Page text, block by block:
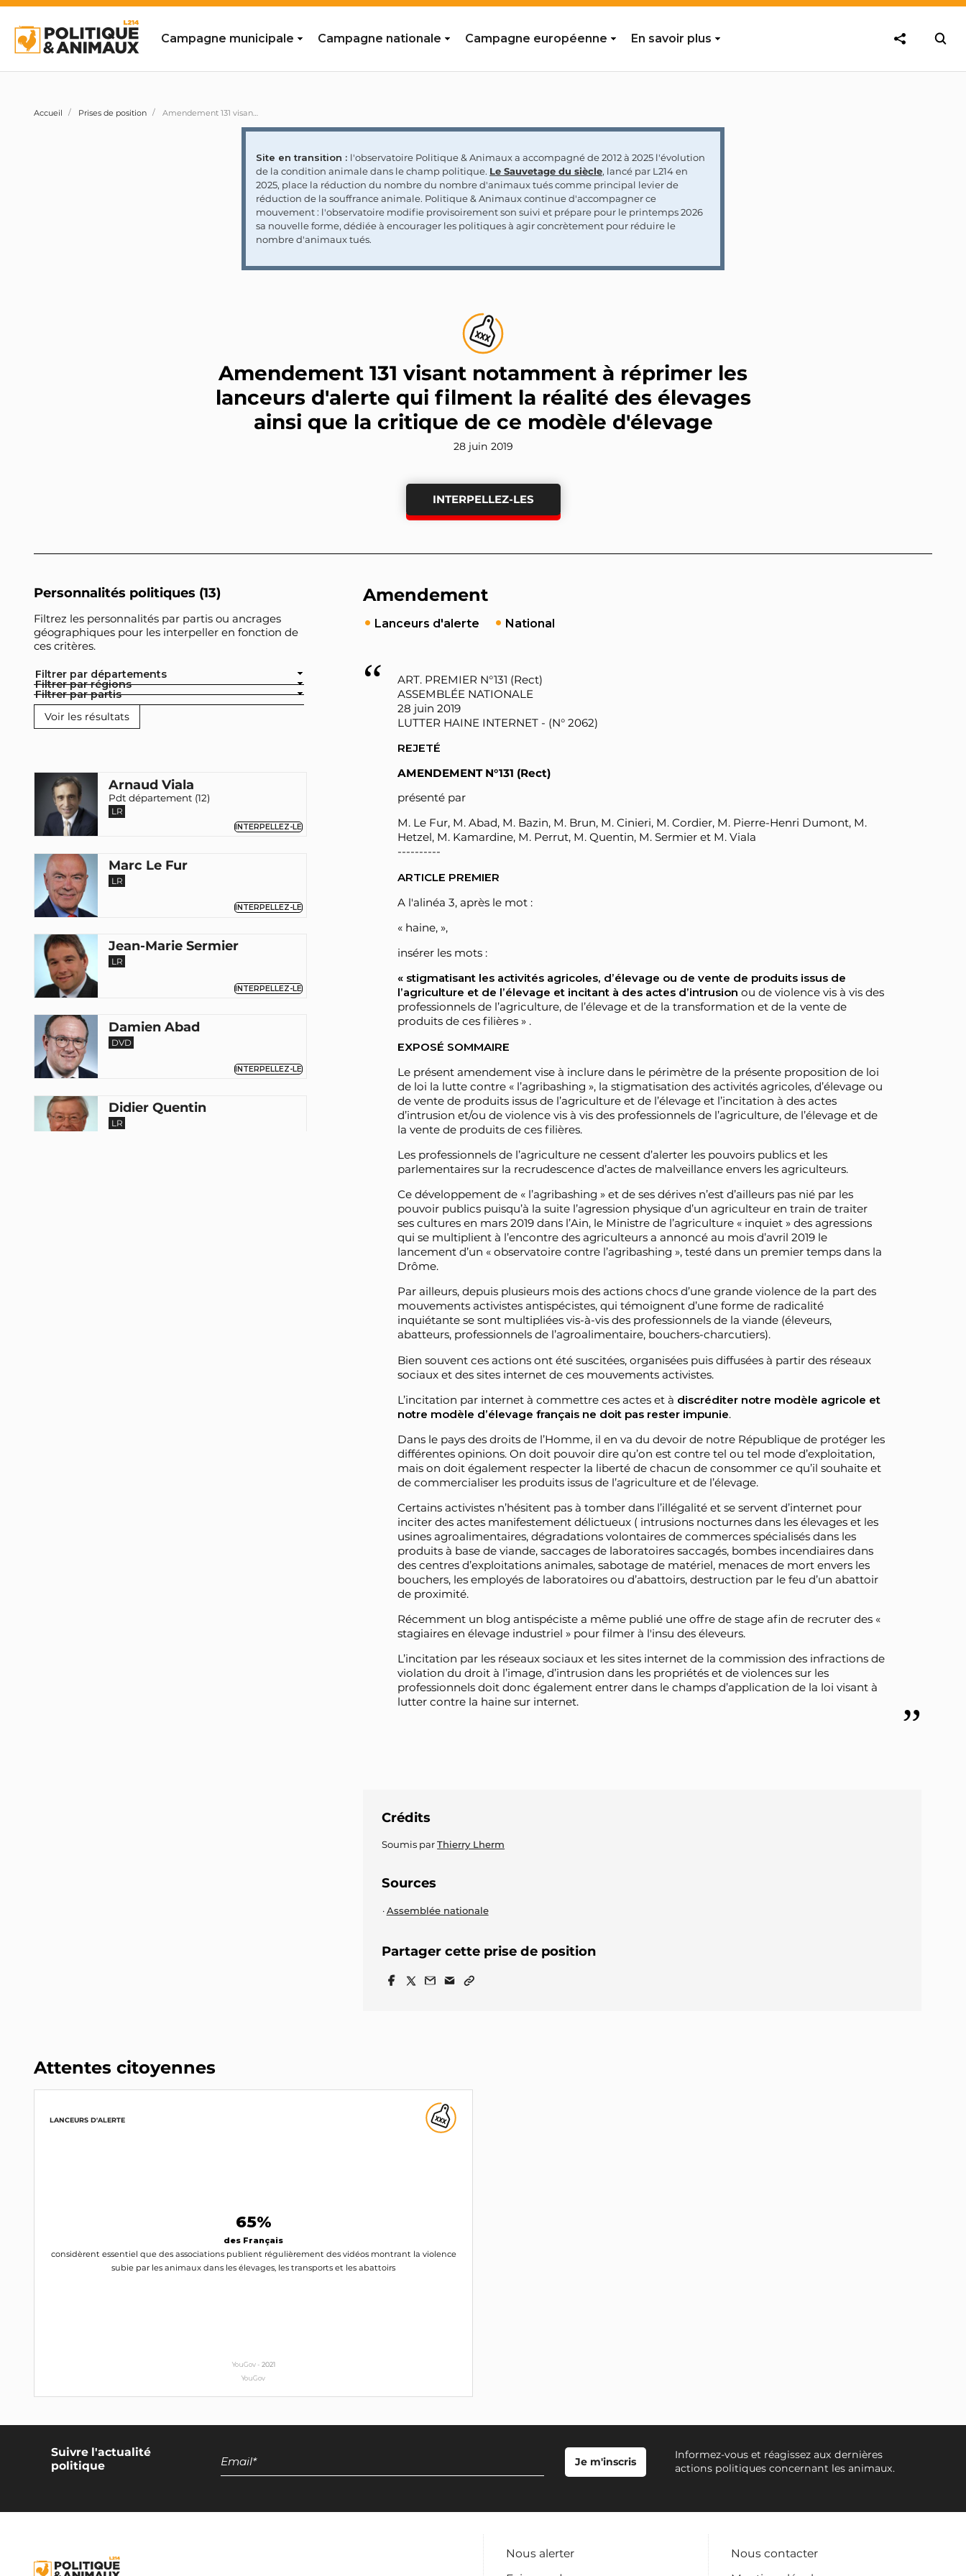
Campagne municipale Campagne nationale Campagne européenne En savoir plus
Accueil Prises de position Amendement 131 visant notamment à réprimer les lanceurs d'alerte qui filment la réalité des élevages ainsi que la critique de ce modèle d'élevage
Site en transition : l'observatoire Politique & Animaux a accompagné de 2012 à 2025 l'évolution
de la condition animale dans le champ politique. Le Sauvetage du siècle, lancé par L214 en
2025, place la réduction du nombre du nombre d'animaux tués comme principal levier de
réduction de la souffrance animale. Politique & Animaux continue d'accompagner ce
mouvement : l'observatoire modifie provisoirement son suivi et prépare pour le printemps 2026
sa nouvelle forme, dédiée à encourager les politiques à agir concrètement pour réduire le
nombre d'animaux tués.
Amendement 131 visant notamment à réprimer les
lanceurs d'alerte qui filment la réalité des élevages
ainsi que la critique de ce modèle d'élevage
28 juin 2019
INTERPELLEZ-LES
Personnalités politiques (13)
Filtrez les personnalités par partis ou ancrages
géographiques pour les interpeller en fonction de
ces critères.
Filtrer par départements
Filtrer par régions
Filtrer par partis
Arnaud Viala
Pdt département (12)
LR
INTERPELLEZ-LE
Marc Le Fur
LR
INTERPELLEZ-LE
Jean-Marie Sermier
LR
INTERPELLEZ-LE
Damien Abad
DVD
INTERPELLEZ-LE
Didier Quentin
LR
Amendement
Lanceurs d'alerte National
ART. PREMIER N°131 (Rect)
ASSEMBLÉE NATIONALE
28 juin 2019
LUTTER HAINE INTERNET - (N° 2062)
REJETÉ
AMENDEMENT N°131 (Rect)
présenté par
M. Le Fur, M. Abad, M. Bazin, M. Brun, M. Cinieri, M. Cordier, M. Pierre-Henri Dumont, M.
Hetzel, M. Kamardine, M. Perrut, M. Quentin, M. Sermier et M. Viala
----------
ARTICLE PREMIER
A l'alinéa 3, après le mot :
« haine, »,
insérer les mots :
« stigmatisant les activités agricoles, d’élevage ou de vente de produits issus de
l’agriculture et de l’élevage et incitant à des actes d’intrusion ou de violence vis à vis des
professionnels de l’agriculture, de l’élevage et de la transformation et de la vente de
produits de ces filières » .
EXPOSÉ SOMMAIRE
Le présent amendement vise à inclure dans le périmètre de la présente proposition de loi
de loi la lutte contre « l’agribashing », la stigmatisation des activités agricoles, d’élevage ou
de vente de produits issus de l’agriculture et de l’élevage et l’incitation à des actes
d’intrusion et/ou de violence vis à vis des professionnels de l’agriculture, de l’élevage et de
la vente de produits de ces filières.
Les professionnels de l’agriculture ne cessent d’alerter les pouvoirs publics et les
parlementaires sur la recrudescence d’actes de malveillance envers les agriculteurs.
Ce développement de « l’agribashing » et de ses dérives n’est d’ailleurs pas nié par les
pouvoir publics puisqu’à la suite l’agression physique d’un agriculteur en train de traiter
ses cultures en mars 2019 dans l’Ain, le Ministre de l’agriculture « inquiet » des agressions
qui se multiplient à l’encontre des agriculteurs a annoncé au mois d’avril 2019 le
lancement d’un « observatoire contre l’agribashing », testé dans un premier temps dans la
Drôme.
Par ailleurs, depuis plusieurs mois des actions chocs d’une grande violence de la part des
mouvements activistes antispécistes, qui témoignent d’une forme de radicalité
inquiétante se sont multipliées vis-à-vis des professionnels de la viande (éleveurs,
abatteurs, professionnels de l’agroalimentaire, bouchers-charcutiers).
Bien souvent ces actions ont été suscitées, organisées puis diffusées à partir des réseaux
sociaux et des sites internet de ces mouvements activistes.
L’incitation par internet à commettre ces actes et à discréditer notre modèle agricole et
notre modèle d’élevage français ne doit pas rester impunie.
Dans le pays des droits de l’Homme, il en va du devoir de notre République de protéger les
différentes opinions. On doit pouvoir dire qu’on est contre tel ou tel mode d’exploitation,
mais on doit également respecter la liberté de chacun de consommer ce qu’il souhaite et
de commercialiser les produits issus de l’agriculture et de l’élevage.
Certains activistes n’hésitent pas à tomber dans l’illégalité et se servent d’internet pour
inciter des actes manifestement délictueux ( intrusions nocturnes dans les élevages et les
usines agroalimentaires, dégradations volontaires de commerces spécialisés dans les
produits à base de viande, saccages de laboratoires saccagés, bombes incendiaires dans
des centres d’exploitations animales, sabotage de matériel, menaces de mort envers les
bouchers, les employés de laboratoires ou d’abattoirs, destruction par le feu d’un abattoir
de proximité.
Récemment un blog antispéciste a même publié une offre de stage afin de recruter des «
stagiaires en élevage industriel » pour filmer à l'insu des éleveurs.
L’incitation par les réseaux sociaux et les sites internet de la commission des infractions de
violation du droit à l’image, d’intrusion dans les propriétés et de violences sur les
professionnels doit donc également entrer dans le champs d’application de la loi visant à
lutter contre la haine sur internet.
Crédits
Soumis parThierry Lherm
Sources
Assemblée nationale
Partager cette prise de position
Attentes citoyennes
LANCEURS D'ALERTE
65%
des Français
considèrent essentiel que des associations publient régulièrement des vidéos montrant la violence
subie par les animaux dans les élevages, les transports et les abattoirs
YouGov - 2021
YouGov
Suivre l'actualité
politique
Informez-vous et réagissez aux dernières
actions politiques concernant les animaux.
Nous alerter
Nous contacter